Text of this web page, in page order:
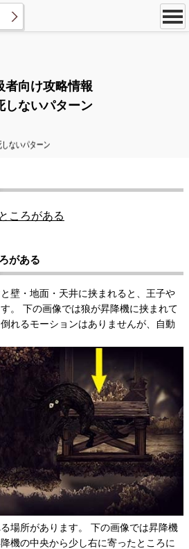
者向け攻略情報
しないパターン
しないパターン
ころがある
がある
壁・地面・天井に挟まれると、王子や
。 下の画像では狼が昇降機に挟まれて
れるモーションはありませんが、自動
場所があります。 下の画像では昇降機
機の中央から少し右に寄ったところに